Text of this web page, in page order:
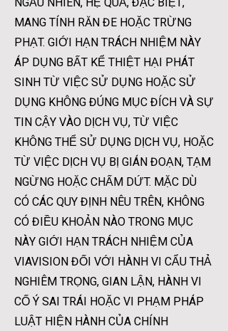
MANG TÍNH RĂN ĐE HOẶC TRỪNG
PHẠT. GIỚI HẠN TRÁCH NHIỆM NÀY
ÁP DỤNG BẤT KỂ THIỆT HẠI PHÁT
SINH TỪ VIỆC SỬ DỤNG HOẶC SỬ
DỤNG KHÔNG ĐÚNG MỤC ĐÍCH VÀ SỰ
TIN CẬY VÀO DỊCH VỤ, TỪ VIỆC
KHÔNG THỂ SỬ DỤNG DỊCH VỤ, HOẶC
TỪ VIỆC DỊCH VỤ BỊ GIÁN ĐOẠN, TẠM
NGỪNG HOẶC CHẤM DỨT. MẶC DÙ
CÓ CÁC QUY ĐỊNH NÊU TRÊN, KHÔNG
CÓ ĐIỀU KHOẢN NÀO TRONG MỤC
NÀY GIỚI HẠN TRÁCH NHIỆM CỦA
VIAVISION ĐỐI VỚI HÀNH VI CẨU THẢ
NGHIÊM TRỌNG, GIAN LẬN, HÀNH VI
CỐ Ý SAI TRÁI HOẶC VI PHẠM PHÁP
LUẬT HIỆN HÀNH CỦA CHÍNH